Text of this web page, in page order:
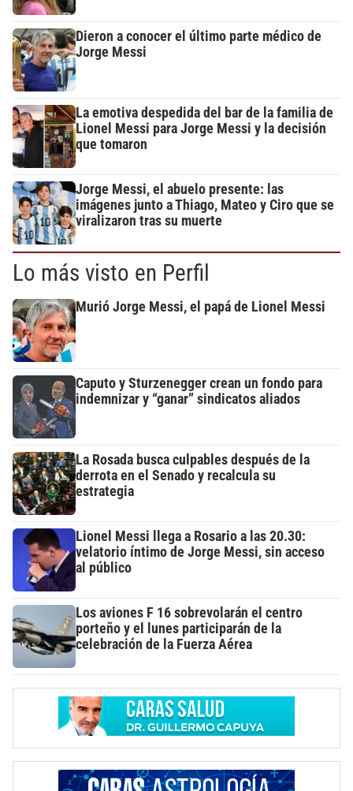
Dieron a conocer el último parte médico de
Jorge Messi
La emotiva despedida del bar de la familia de
Lionel Messi para Jorge Messi y la decisión
que tomaron
Jorge Messi, el abuelo presente: las
imágenes junto a Thiago, Mateo y Ciro que se
viralizaron tras su muerte
Lo más visto en Perfil
Murió Jorge Messi, el papá de Lionel Messi
Caputo y Sturzenegger crean un fondo para
indemnizar y “ganar” sindicatos aliados
La Rosada busca culpables después de la
derrota en el Senado y recalcula su
estrategia
Lionel Messi llega a Rosario a las 20.30:
velatorio íntimo de Jorge Messi, sin acceso
al público
Los aviones F 16 sobrevolarán el centro
porteño y el lunes participarán de la
celebración de la Fuerza Aérea